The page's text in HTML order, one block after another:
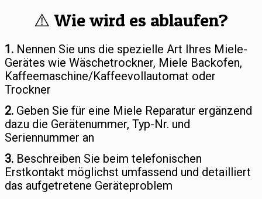
⚠️ Wie wird es ablaufen?
1. Nennen Sie uns die spezielle Art Ihres Miele-
Gerätes wie Wäschetrockner, Miele Backofen,
Kaffeemaschine/Kaffeevollautomat oder
Trockner
2. Geben Sie für eine Miele Reparatur ergänzend
dazu die Gerätenummer, Typ-Nr. und
Seriennummer an
3. Beschreiben Sie beim telefonischen
Erstkontakt möglichst umfassend und detailliert
das aufgetretene Geräteproblem